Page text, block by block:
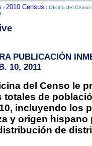
› 2010 Census › Oficina del
PUBLICACIÓN
10, 2011
del Censo le
totales de
incluyendo los
y origen hispano
de